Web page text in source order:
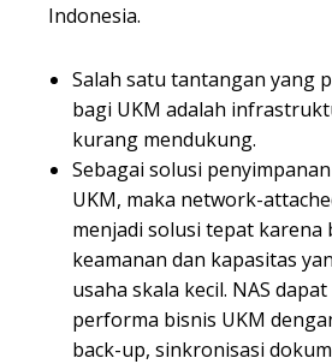
Indonesia.
Salah satu tantangan yang
bagi UKM adalah
kurang mendukung.
Sebagai solusi
UKM, maka network-
menjadi solusi tepat karena
keamanan dan kapasitas
usaha skala kecil. NAS
performa bisnis UKM
back-up, sinkronisasi